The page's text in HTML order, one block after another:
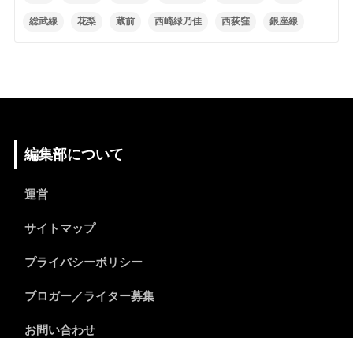
総武線 花梨 蔵前 西崎緑乃佳 西荻窪 銀座線
編集部について
運営
サイトマップ
プライバシーポリシー
ブロガー／ライター募集
お問い合わせ